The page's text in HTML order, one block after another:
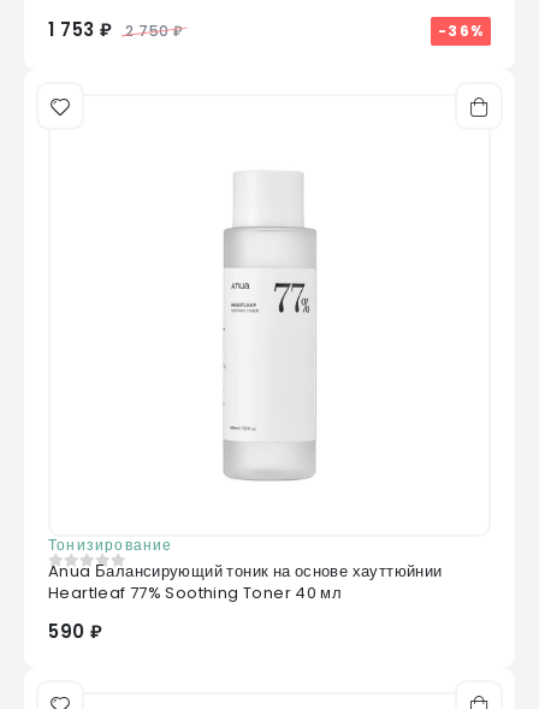
1 753 ₽ 2 750 ₽ -36%
Тонизирование
0из 5
Anua Балансирующий тоник на основе хауттюйнии
Heartleaf 77% Soothing Toner 40 мл
590 ₽